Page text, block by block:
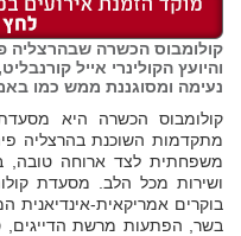
קולומבוס הכשרה שבהרצליה
והיועץ הקולינרי אייל
נעימה ומסוגננת ממש כמו
קולומבוס הכשרה היא
מתקדמות השוכנת בהרצליה
משפחתית לצד ארוחה טובה,
ושירות מכל הלב. מסעדת
בוקרים אמריקאית-אינדיאנית
בשר, הפתעות מרשת הדייגים,